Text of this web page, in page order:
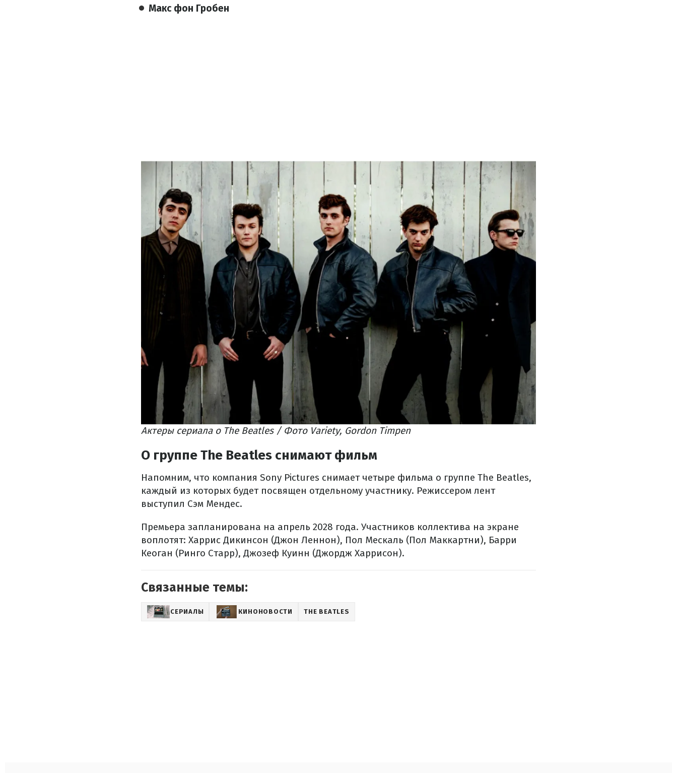
Макс фон Гробен
Актеры сериала о The Beatles / Фото Variety, Gordon Timpen
О группе The Beatles снимают фильм
Напомним, что компания Sony Pictures снимает четыре фильма о группе The Beatles,
каждый из которых будет посвящен отдельному участнику. Режиссером лент
выступил Сэм Мендес.
Премьера запланирована на апрель 2028 года. Участников коллектива на экране
воплотят: Харрис Дикинсон (Джон Леннон), Пол Мескаль (Пол Маккартни), Барри
Кеоган (Ринго Старр), Джозеф Куинн (Джордж Харрисон).
Связанные темы:
СЕРИАЛЫ КИНОНОВОСТИ THE BEATLES